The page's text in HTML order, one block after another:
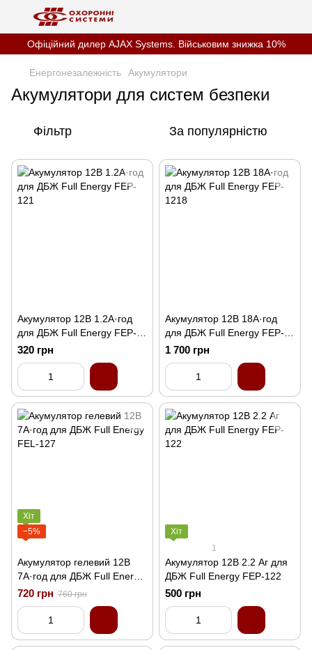
Офіційний дилер AJAX Systems. Військовим знижка 10%
Енергонезалежність Акумулятори
Акумулятори для систем безпеки
Фільтр За популярністю
Акумулятор 12В 1.2А·год
для ДБЖ Full Energy FEP-
121
320 грн
Акумулятор 12В 18А·год
для ДБЖ Full Energy FEP-
1218
1 700 грн
Хіт
−5%
Акумулятор гелевий 12В
7А·год для ДБЖ Full Energy
FEL-127
720 грн 760 грн
Хіт
1
Акумулятор 12В 2.2 Аг для
ДБЖ Full Energy FEP-122
500 грн